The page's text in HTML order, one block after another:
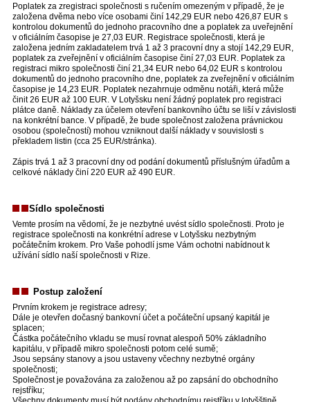
Poplatek za zregistraci společnosti s ručením omezeným v případě, že je
založena dvěma nebo více osobami činí 142,29 EUR nebo 426,87 EUR s
kontrolou dokumentů do jednoho pracovního dne a poplatek za uveřejnění
v oficiálním časopise je 27,03 EUR. Registrace společnosti, která je
založena jedním zakladatelem trvá 1 až 3 pracovní dny a stojí 142,29 EUR,
poplatek za zveřejnění v oficiálním časopise činí 27,03 EUR. Poplatek za
registraci mikro společnosti činí 21,34 EUR nebo 64,02 EUR s kontrolou
dokumentů do jednoho pracovního dne, poplatek za zveřejnění v oficiálním
časopise je 14,23 EUR. Poplatek nezahrnuje odměnu notáři, která může
činit 26 EUR až 100 EUR. V Lotyšsku není žádný poplatek pro registraci
plátce daně. Náklady za účelem otevření bankovního účtu se liší v závislosti
na konkrétní bance. V případě, že bude společnost založena právnickou
osobou (společností) mohou vzniknout další náklady v souvislosti s
překladem listin (cca 25 EUR/stránka).
Zápis trvá 1 až 3 pracovní dny od podání dokumentů příslušným úřadům a
celkové náklady činí 220 EUR až 490 EUR.
Sídlo společnosti
Vemte prosím na vědomí, že je nezbytné uvést sídlo společnosti. Proto je
registrace společnosti na konkrétní adrese v Lotyšsku nezbytným
počátečním krokem. Pro Vaše pohodlí jsme Vám ochotni nabídnout k
užívání sídlo naší společnosti v Rize.
Postup založení
Prvním krokem je registrace adresy;
Dále je otevřen dočasný bankovní účet a počáteční upsaný kapitál je
splacen;
Částka počátečního vkladu se musí rovnat alespoň 50% základního
kapitálu, v případě mikro společnosti potom celé sumě;
Jsou sepsány stanovy a jsou ustaveny včechny nezbytné orgány
společnosti;
Společnost je považována za založenou až po zapsání do obchodního
rejstříku;